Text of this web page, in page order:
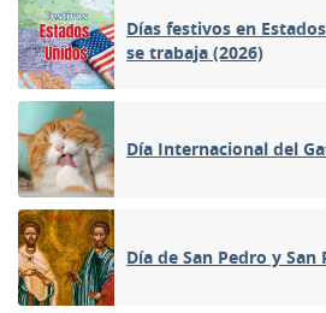
Días festivos en
se trabaja (2026)
Día Internacional del
Día de San Pedro y San